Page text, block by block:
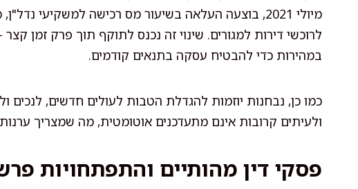
מיולי 2021, בוצעה העלאה בשיעור מס רכישה למשקיעי
לרוכשי דירות למגורים. שינוי זה נכנס לתוקף תוך פרק זמן
במהירות כדי להבטיח עסקה בתנאים קודמים.
כמו כן, נבחנות יוזמות להגדלת הטבות לעולים חדשים, לנכים
ולעיתים קרובות אינם מתעדכנים אוטומטית, מה שמצריך
פסקי דין מהותיים והתפתחויות